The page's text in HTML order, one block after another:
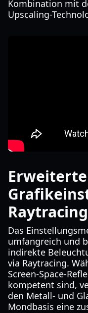
Kombination mit
Upscaling-
Erweiterte
Raytracing
Das
umfangreich und
indirekte
via Raytracing.
Screen-Space-
kompetent sind,
den Metall- und
Mondbasis eine